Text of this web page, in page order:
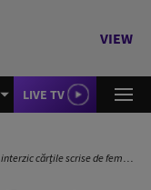
VIEW
LIVE TV
de femei, iar 18 discipline sunt declarate „în conflict cu Sharia” în universitățile afgane